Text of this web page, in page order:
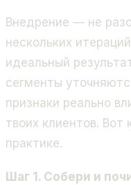
Внедрение — не
нескольких
идеальный
сегменты
признаки реально
твоих клиентов. Вот
практике.
Шаг 1. Собери и